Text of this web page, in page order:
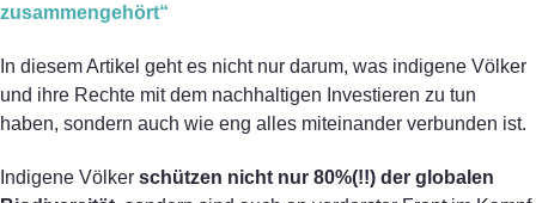
zusammengehört“
In diesem Artikel geht es nicht nur darum, was indigene Völker
und ihre Rechte mit dem nachhaltigen Investieren zu tun
haben, sondern auch wie eng alles miteinander verbunden ist.
Indigene Völker schützen nicht nur 80%(!!) der globalen